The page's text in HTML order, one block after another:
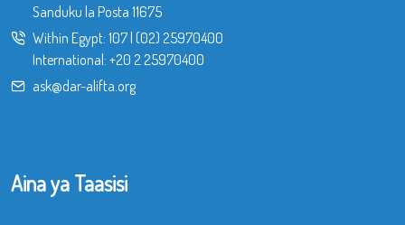
Sanduku la Posta 11675
Within Egypt: 107| (02) 25970400
International: +20 2 25970400
ask@dar-alifta.org
Aina ya Taasisi